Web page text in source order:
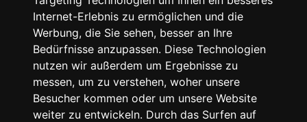
Internet-Erlebnis zu ermöglichen und die
Werbung, die Sie sehen, besser an Ihre
Bedürfnisse anzupassen. Diese Technologien
nutzen wir außerdem um Ergebnisse zu
messen, um zu verstehen, woher unsere
Besucher kommen oder um unsere Website
weiter zu entwickeln. Durch das Surfen auf